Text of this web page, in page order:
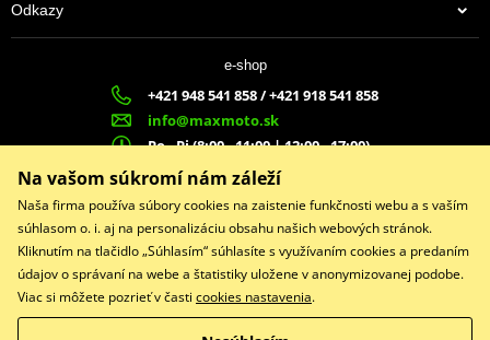
Odkazy
e-shop
+421 948 541 858 / +421 918 541 858
info@maxmoto.sk
Po - Pi (8:00 - 11:00 | 12:00 - 17:00)
MAX
MOTO s.r.o.
Slovenských dobrovoľníkov 1439
022 01 Čadca
Facebook
Na vašom súkromí nám záleží
Naša firma používa súbory cookies na zaistenie funkčnosti webu a s vaším
súhlasom o. i. aj na personalizáciu obsahu našich webových stránok.
Kliknutím na tlačidlo „Súhlasím“ súhlasíte s využívaním cookies a predaním
údajov o správaní na webe a štatistiky uložene v anonymizovanej podobe.
Viac si môžete pozrieť v časti cookies nastavenia.